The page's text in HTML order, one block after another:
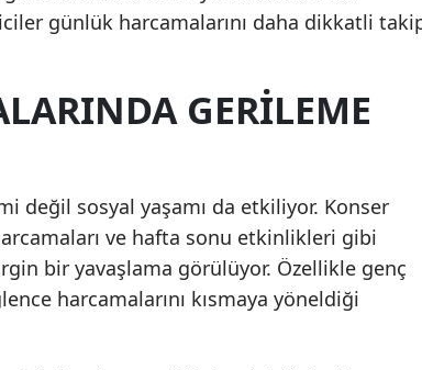
günlük harcamalarını daha dikkatli
GERILEME
değil sosyal yaşamı da etkiliyor. Konser
ve hafta sonu etkinlikleri gibi
bir yavaşlama görülüyor. Özellikle genç
harcamalarını kısmaya yöneldiği